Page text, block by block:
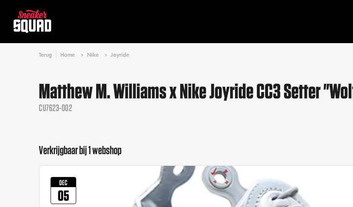
Terug Home Nike Joyride
Matthew M. Williams x Nike Joyride CC3 Setter
CU7623-002
Verkrijgbaar bij 1 webshop
DEC
05